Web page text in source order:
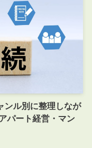
ンル別に整理しなが
パート経営・マン